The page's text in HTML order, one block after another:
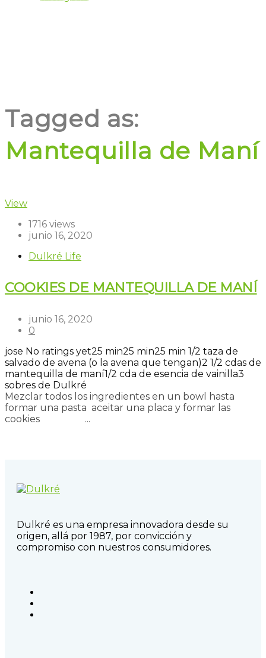
Tagged as:
Mantequilla de Maní
View
1716 views
junio 16, 2020
Dulkré Life
COOKIES DE MANTEQUILLA DE MANÍ
junio 16, 2020
0
jose No ratings yet25 min25 min25 min 1/2 taza de
salvado de avena (o la avena que tengan)2 1/2 cdas de
mantequilla de maní1/2 cda de esencia de vainilla3
sobres de Dulkré
Mezclar todos los ingredientes en un bowl hasta
formar una pasta aceitar una placa y formar las
cookies ⠀⠀⠀⠀⠀⠀...
Dulkré es una empresa innovadora desde su
origen, allá por 1987, por convicción y
compromiso con nuestros consumidores.